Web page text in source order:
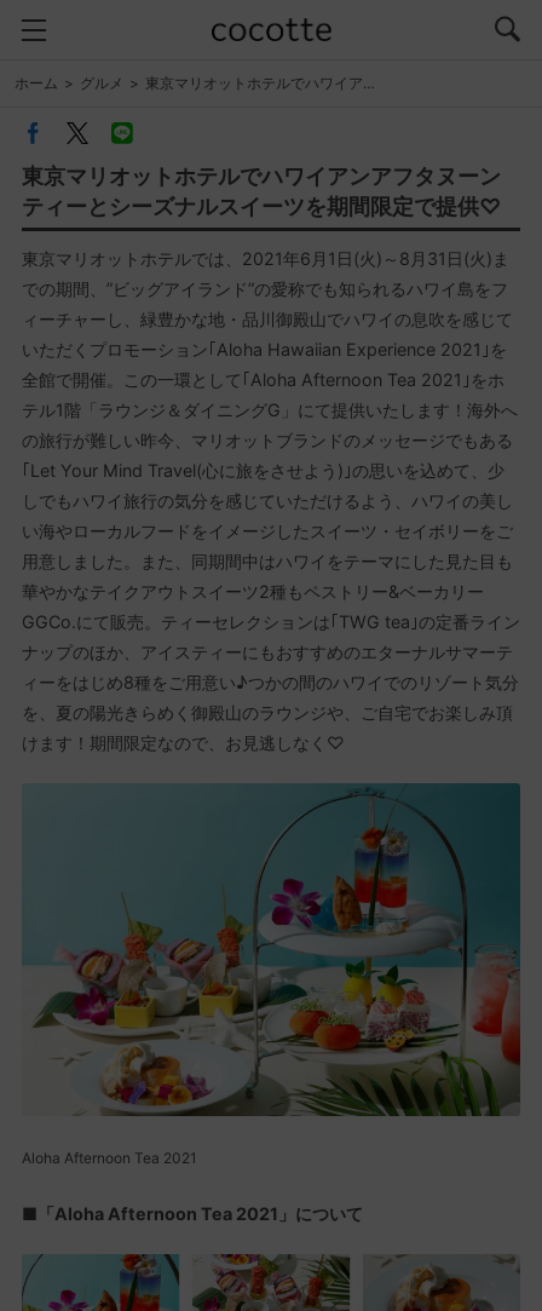
ホーム グルメ 東京マリオットホテルでハワイア…
東京マリオットホテルでハワイアンアフタヌーン
ティーとシーズナルスイーツを期間限定で提供♡
東京マリオットホテルでは、2021年6月1日(火)～8月31日(火)ま
での期間、”ビッグアイランド”の愛称でも知られるハワイ島をフ
ィーチャーし、緑豊かな地・品川御殿山でハワイの息吹を感じて
いただくプロモーション｢Aloha Hawaiian Experience 2021｣を
全館で開催。この一環として｢Aloha Afternoon Tea 2021｣をホ
テル1階「ラウンジ＆ダイニングG」にて提供いたします！海外へ
の旅行が難しい昨今、マリオットブランドのメッセージでもある
｢Let Your Mind Travel(心に旅をさせよう)｣の思いを込めて、少
しでもハワイ旅行の気分を感じていただけるよう、ハワイの美し
い海やローカルフードをイメージしたスイーツ・セイボリーをご
用意しました。また、同期間中はハワイをテーマにした見た目も
華やかなテイクアウトスイーツ2種もペストリー&ベーカリー
GGCo.にて販売。ティーセレクションは｢TWG tea｣の定番ライン
ナップのほか、アイスティーにもおすすめのエターナルサマーテ
ィーをはじめ8種をご用意い♪つかの間のハワイでのリゾート気分
を、夏の陽光きらめく御殿山のラウンジや、ご自宅でお楽しみ頂
けます！期間限定なので、お見逃しなく♡
Aloha Afternoon Tea 2021
■「Aloha Afternoon Tea 2021」について